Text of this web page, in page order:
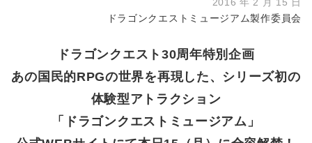
2016 年 2 月 15 日
ドラゴンクエストミュージアム製作委員会
ドラゴンクエスト30周年特別企画
あの国民的RPGの世界を再現した、シリーズ初の
体験型アトラクション
「ドラゴンクエストミュージアム」